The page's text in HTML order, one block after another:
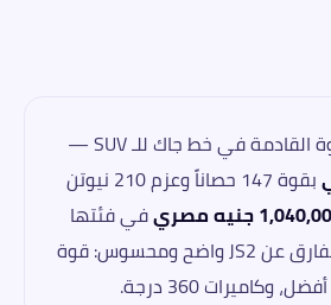
بقوة 147 حصاناً وعزم 210 نيوتن
جنيه مصري
في فئتها
الوحيدة Ultimate. الفارق عن JS2 واضح ومحسوس: قوة
وكاميرات 360 درجة.